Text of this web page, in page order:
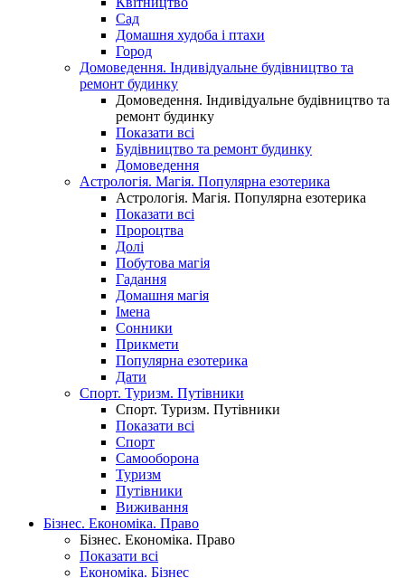
Сад
Домашня худоба і птахи
Город
Домоведення. Індивідуальне будівництво та
ремонт будинку
Домоведення. Індивідуальне будівництво та
ремонт будинку
Показати всі
Будівництво та ремонт будинку
Домоведення
Астрологія. Магія. Популярна езотерика
Астрологія. Магія. Популярна езотерика
Показати всі
Пророцтва
Долі
Побутова магія
Гадання
Домашня магія
Імена
Сонники
Прикмети
Популярна езотерика
Дати
Спорт. Туризм. Путівники
Спорт. Туризм. Путівники
Показати всі
Спорт
Самооборона
Туризм
Путівники
Виживання
Бізнес. Економіка. Право
Бізнес. Економіка. Право
Показати всі
Економіка. Бізнес